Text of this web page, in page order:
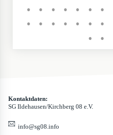
●
● ● ● ● ● ●
●
● ● ● ● ● ●
●
●
Kontaktdaten:
SG Ildehausen/Kirchberg 08 e.V.
info@sg08.info